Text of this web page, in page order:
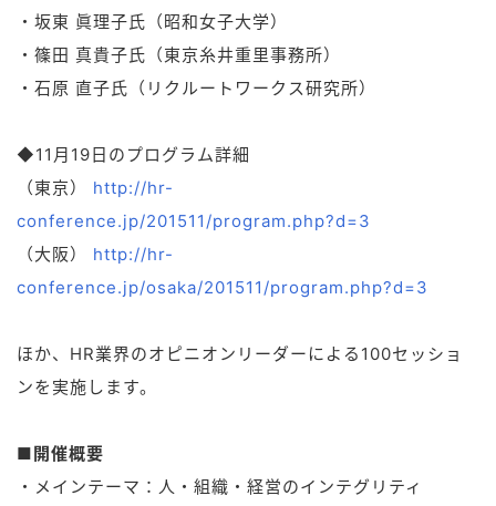
・坂東 眞理子氏（昭和女子大学）
・篠田 真貴子氏（東京糸井重里事務所）
・石原 直子氏（リクルートワークス研究所）
◆11月19日のプログラム詳細
（東京） http://hr-
conference.jp/201511/program.php?d=3
（大阪） http://hr-
conference.jp/osaka/201511/program.php?d=3
ほか、HR業界のオピニオンリーダーによる100セッショ
ンを実施します。
■開催概要
・メインテーマ：人・組織・経営のインテグリティ